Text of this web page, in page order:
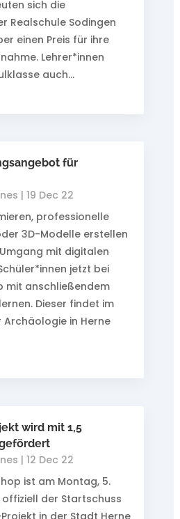
sich die
Realschule Sodingen
einen Preis für ihre
Lehrer*innen
auch...
für
| 19 Dec 22
professionelle
3D-Modelle erstellen
mit digitalen
jetzt bei
mit anschließendem
Dieser findet im
Archäologie in Herne
wird mit 1,5
| 12 Dec 22
ist am Montag, 5.
offiziell der Startschuss
in der Stadt Herne